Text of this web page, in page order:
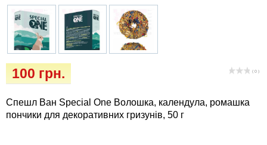
( 0 )
100 грн.
Спешл Ван Speciаl One Волошка, календула, ромашка
пончики для декоративних гризунів, 50 г
Ласощі та корма
Vet Diet Canine Wet - ветеринарные диеты
для собак
Лежаки, будиночки, охолоджуючи
килимки
Миски, автогодівниці, поілки